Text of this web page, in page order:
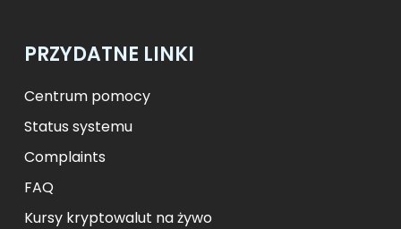
PRZYDATNE LINKI
Centrum pomocy
Status systemu
Complaints
FAQ
Kursy kryptowalut na żywo